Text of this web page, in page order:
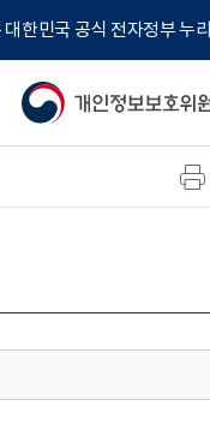
대한민국 공식 전자정부 누
개
정
보